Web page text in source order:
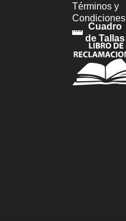
Términos y
Condiciones
Cuadro
de Tallas